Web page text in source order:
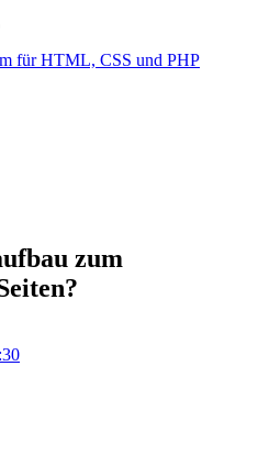
für HTML, CSS und PHP
zum